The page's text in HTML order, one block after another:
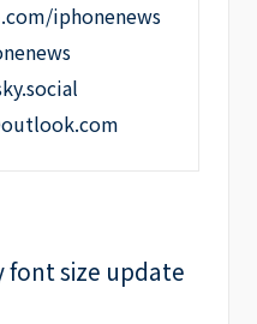
iphonenews